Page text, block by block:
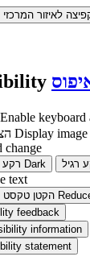
לאיזור המרכזי
Enable keyboard
Display image
change
Dark
text
feedback
information
statement